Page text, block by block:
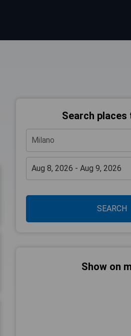
Search
SEARCH
Show on